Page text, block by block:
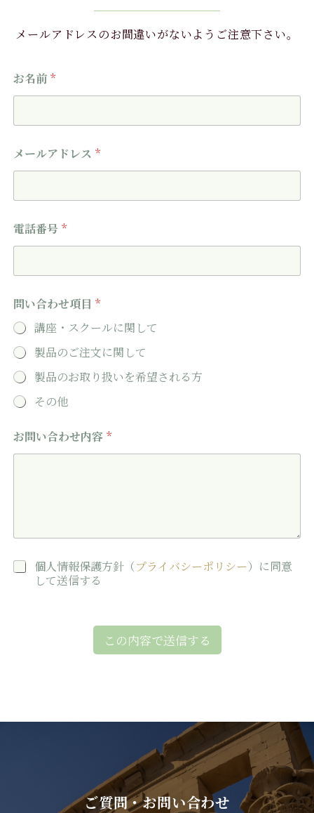
メールアドレスのお間違いがないようご注意下さい。
お名前 *
メールアドレス *
問
い
わ
項
目
電
話
番
電話番号 *
問い合わせ項目 *
講座・スクールに関して
製品のご注文に関して
製品のお取り扱いを希望される方
その他
お問い合わせ内容 *
個
個人情報保護方針（プライバシーポリシー）に同意
して送信する
この内容で送信する
ご質問・お問い合わせ